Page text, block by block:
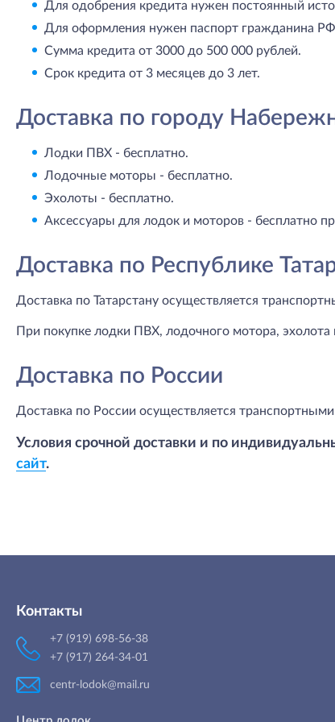
Для одобрения кредита нужен постоянный
Для оформления нужен паспорт гражданина
Сумма кредита от 3000 до 500 000 рублей.
Срок кредита от 3 месяцев до 3 лет.
Доставка по городу
Лодки ПВХ - бесплатно.
Лодочные моторы - бесплатно.
Эхолоты - бесплатно.
Аксессуары для лодок и моторов - бесплатно
Доставка по Республике
Доставка по Татарстану осуществляется
При покупке лодки ПВХ, лодочного мотора, эхолота
Доставка по России
Доставка по России осуществляется
Условия срочной доставки и по
сайт.
Контакты
+7 (919) 698-56-38
+7 (917) 264-34-01
centr-lodok@mail.ru